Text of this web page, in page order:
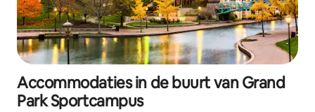
Accommodaties in de buurt van Grand
Park Sportcampus